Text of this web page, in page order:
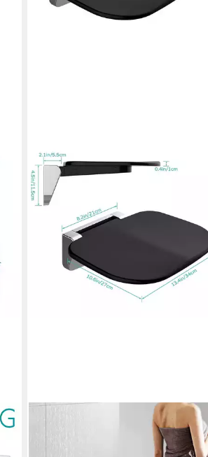
Duschklappsitz zur wandmontage,
für Senioren & Kinder, klappbar,